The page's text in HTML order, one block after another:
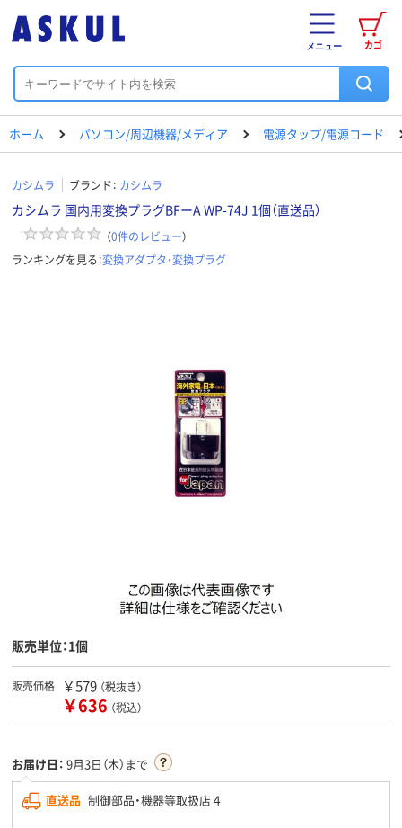
カゴ
メニュー
ホーム パソコン/周辺機器/メディア 電源タップ/電源コード
カシムラ ブランド： カシムラ
カシムラ 国内用変換プラグBFーA WP-74J 1個（直送品）
（0件のレビュー）
ランキングを見る：変換アダプタ・変換プラグ
販売単位：1個
販売価格 ￥579 （税抜き）
￥636 （税込）
お届け日： 9月3日（木）まで
直送品 制御部品・機器等取扱店４